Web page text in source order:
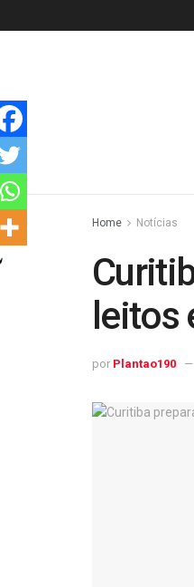
Home Notícias
leitos
por Plantao190